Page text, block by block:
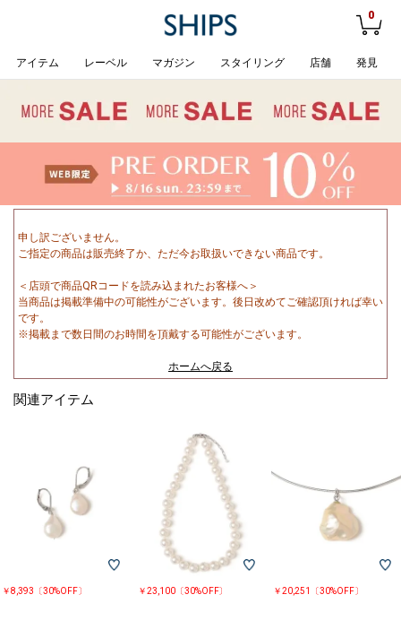
0
アイテム レーベル マガジン スタイリング 店舗 発見
申し訳ございません。
ご指定の商品は販売終了か、ただ今お取扱いできない商品です。
＜店頭で商品QRコードを読み込まれたお客様へ＞
当商品は掲載準備中の可能性がございます。後日改めてご確認頂ければ幸い
です。
※掲載まで数日間のお時間を頂戴する可能性がございます。
ホームへ戻る
関連アイテム
￥8,393〔30%OFF〕 ￥23,100〔30%OFF〕 ￥20,251〔30%OFF〕